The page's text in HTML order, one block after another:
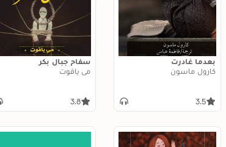
بعدما غادرت
كارول ماسون
3.5
سفاح جبال بكر
مي ياقوت
3.8